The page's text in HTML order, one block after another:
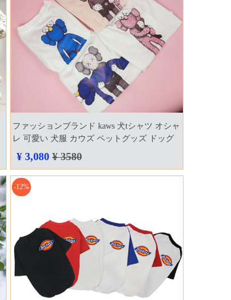
ファッションブランド kaws 犬tシャツ オシャ
レ 可愛い 犬服 カウズ ペットグッズ ドッグ
ウェア 小型犬 薄い 夏 トップス 猫 ワンちゃ
ん 愛犬 犬アクセサリー ペット服 半袖 お散
歩 通気
¥ 3,080 ¥ 3580
-12%